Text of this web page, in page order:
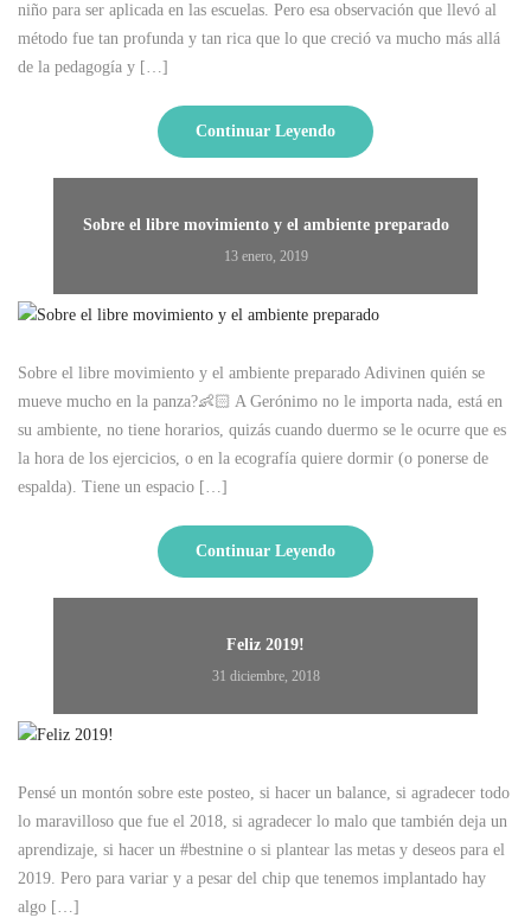
niño para ser aplicada en las escuelas. Pero esa observación que llevó al
método fue tan profunda y tan rica que lo que creció va mucho más allá
de la pedagogía y […]
Continuar Leyendo
Sobre el libre movimiento y el ambiente preparado
13 enero, 2019
Sobre el libre movimiento y el ambiente preparado Adivinen quién se
mueve mucho en la panza?👶🏻 A Gerónimo no le importa nada, está en
su ambiente, no tiene horarios, quizás cuando duermo se le ocurre que es
la hora de los ejercicios, o en la ecografía quiere dormir (o ponerse de
espalda). Tiene un espacio […]
Continuar Leyendo
Feliz 2019!
31 diciembre, 2018
Pensé un montón sobre este posteo, si hacer un balance, si agradecer todo
lo maravilloso que fue el 2018, si agradecer lo malo que también deja un
aprendizaje, si hacer un #bestnine o si plantear las metas y deseos para el
2019. Pero para variar y a pesar del chip que tenemos implantado hay
algo […]